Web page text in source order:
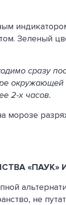
Зеленый
сразу
2-х часов.
морозе
«ПАУК»
не